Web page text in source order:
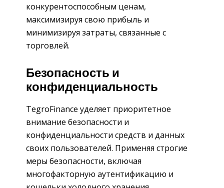
конкурентоспособным ценам,
максимизируя свою прибыль и
минимизируя затраты, связанные с
торговлей.
Безопасность и
конфиденциальность
TegroFinance уделяет приоритетное
внимание безопасности и
конфиденциальности средств и данных
своих пользователей. Применяя строгие
меры безопасности, включая
многофакторную аутентификацию и